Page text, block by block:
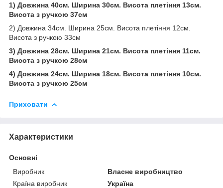
1) Довжина 40см. Ширина 30см. Висота плетіння 13см.
Висота з ручкою 37см
2) Довжина 34см. Ширина 25см. Висота плетіння 12см.
Висота з ручкою 33см
3) Довжина 28см. Ширина 21см. Висота плетіння 11см.
Висота з ручкою 28см
4) Довжина 24см. Ширина 18см. Висота плетіння 10см.
Висота з ручкою 25см
Приховати
Характеристики
Основні
Виробник
Власне виробництво
Країна виробник
Україна